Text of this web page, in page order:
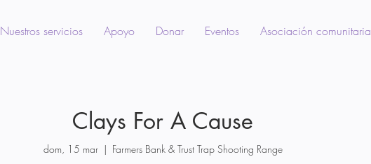
Nuestros servicios Apoyo Donar Eventos Asociación comunitaria
Clays For A Cause
dom, 15 mar
  |
Farmers Bank & Trust Trap Shooting Range